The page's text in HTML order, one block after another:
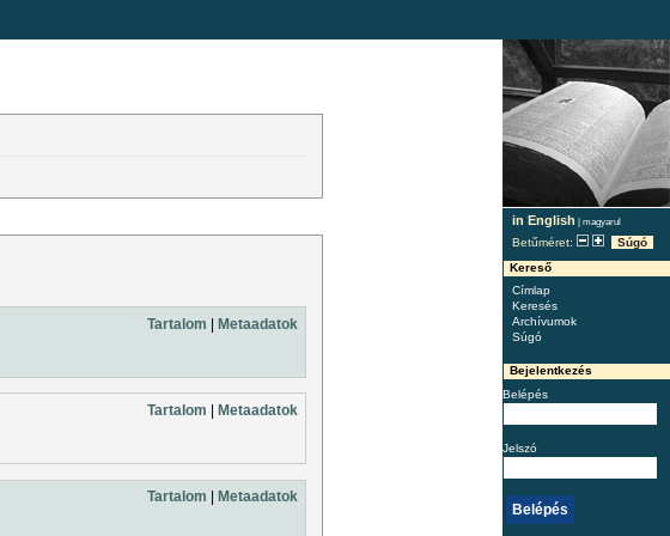
in English | magyarul
Betűméret:
Súgó
Kereső
Címlap
Keresés
Archívumok
Súgó
Bejelentkezés
Belépés
Jelszó
Tartalom | Metaadatok
Tartalom Metaadatok
Tartalom Metaadatok